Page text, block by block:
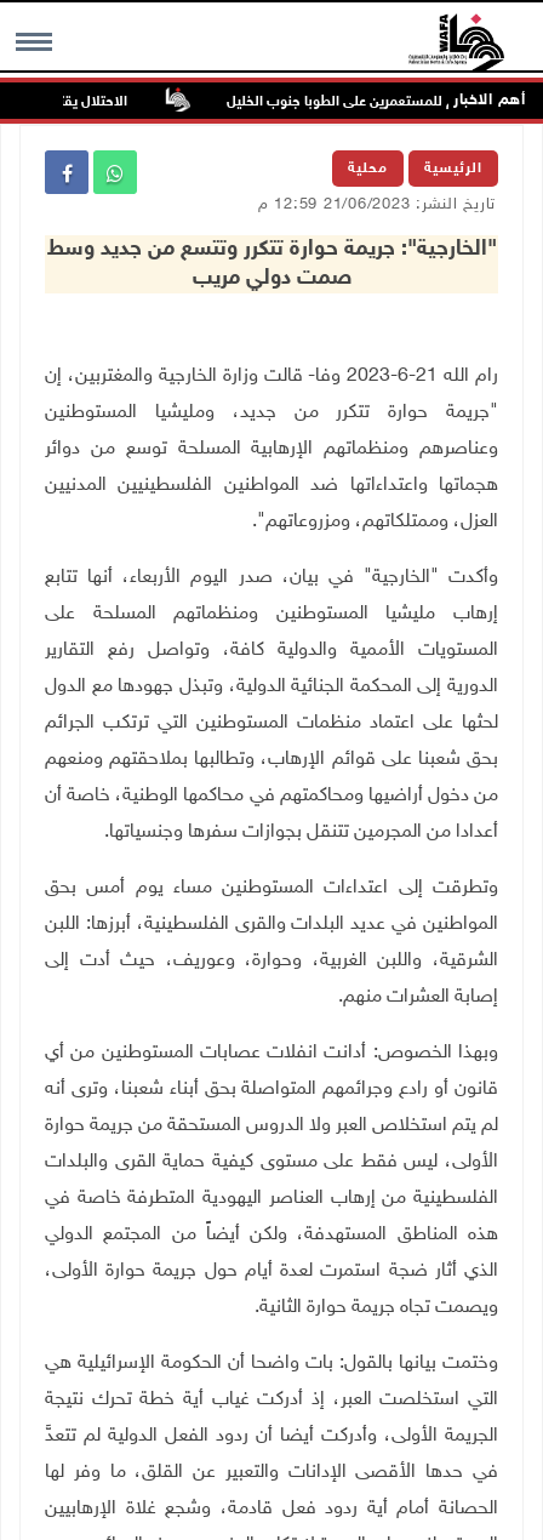
MENU أهم الاخبار
في هجوم للمستعمرين على الطوبا جنوب الخليل الاحتلال يقتحم عورتا
الرئيسية محلية
تاريخ النشر: 21/06/2023 12:59 م
"الخارجية": جريمة حوارة تتكرر وتتسع من جديد وسط
صمت دولي مريب
رام الله 21-6-2023 وفا- قالت وزارة الخارجية والمغتربين، إن
"جريمة حوارة تتكرر من جديد، ومليشيا المستوطنين
وعناصرهم ومنظماتهم الإرهابية المسلحة توسع من دوائر
هجماتها واعتداءاتها ضد المواطنين الفلسطينيين المدنيين
العزل، وممتلكاتهم، ومزروعاتهم".
وأكدت "الخارجية" في بيان، صدر اليوم الأربعاء، أنها تتابع
إرهاب مليشيا المستوطنين ومنظماتهم المسلحة على
المستويات الأممية والدولية كافة، وتواصل رفع التقارير
الدورية إلى المحكمة الجنائية الدولية، وتبذل جهودها مع الدول
لحثها على اعتماد منظمات المستوطنين التي ترتكب الجرائم
بحق شعبنا على قوائم الإرهاب، وتطالبها بملاحقتهم ومنعهم
من دخول أراضيها ومحاكمتهم في محاكمها الوطنية، خاصة أن
أعدادا من المجرمين تتنقل بجوازات سفرها وجنسياتها.
وتطرقت إلى اعتداءات المستوطنين مساء يوم أمس بحق
المواطنين في عديد البلدات والقرى الفلسطينية، أبرزها: اللبن
الشرقية، واللبن الغربية، وحوارة، وعوريف، حيث أدت إلى
إصابة العشرات منهم.
وبهذا الخصوص: أدانت انفلات عصابات المستوطنين من أي
قانون أو رادع وجرائمهم المتواصلة بحق أبناء شعبنا، وترى أنه
لم يتم استخلاص العبر ولا الدروس المستحقة من جريمة حوارة
الأولى، ليس فقط على مستوى كيفية حماية القرى والبلدات
الفلسطينية من إرهاب العناصر اليهودية المتطرفة خاصة في
هذه المناطق المستهدفة، ولكن أيضاً من المجتمع الدولي
الذي أثار ضجة استمرت لعدة أيام حول جريمة حوارة الأولى،
ويصمت تجاه جريمة حوارة الثانية.
وختمت بيانها بالقول: بات واضحا أن الحكومة الإسرائيلية هي
التي استخلصت العبر، إذ أدركت غياب أية خطة تحرك نتيجة
الجريمة الأولى، وأدركت أيضا أن ردود الفعل الدولية لم تتعدَّ
في حدها الأقصى الإدانات والتعبير عن القلق، ما وفر لها
الحصانة أمام أية ردود فعل قادمة، وشجع غلاة الإرهابيين